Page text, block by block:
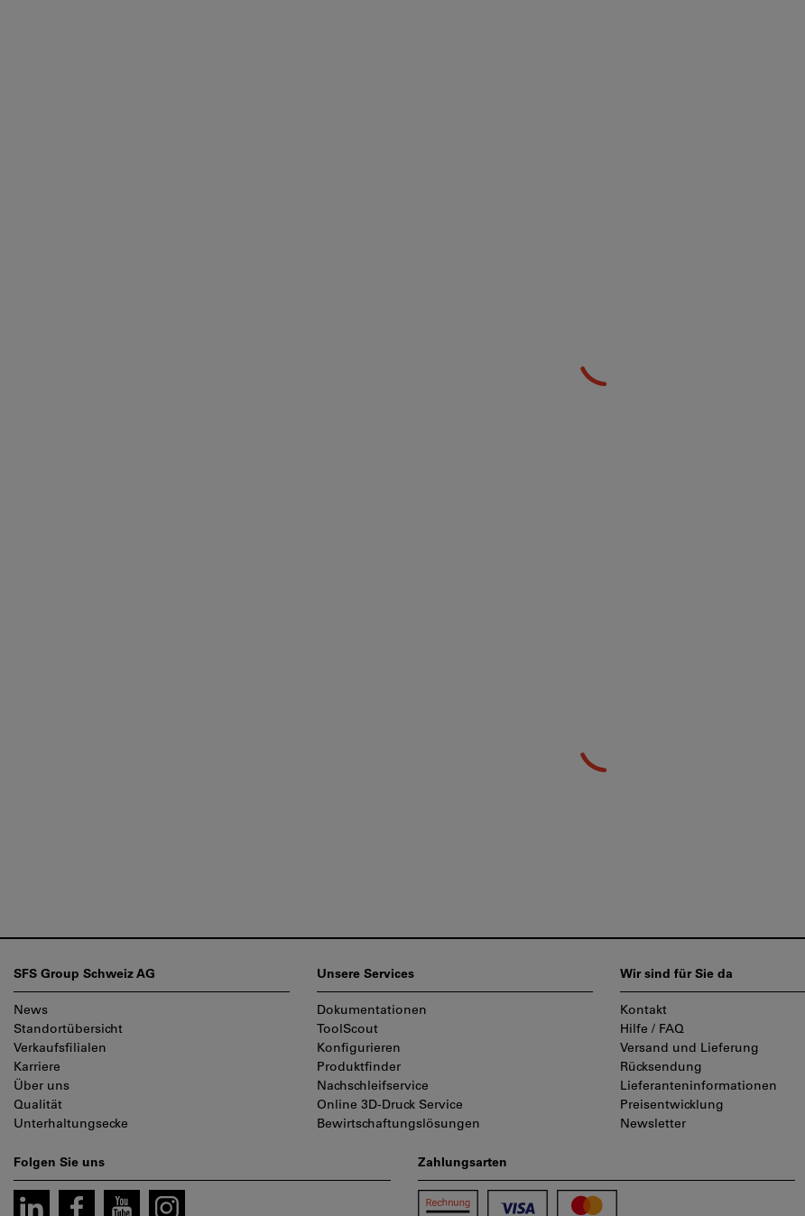
SFS Group Schweiz AG
News
Standortübersicht
Verkaufsfilialen
Karriere
Über uns
Qualität
Unterhaltungsecke
Unsere Services
Dokumentationen
ToolScout
Konfigurieren
Produktfinder
Nachschleifservice
Online 3D-Druck Service
Bewirtschaftungslösungen
Wir sind für Sie da
Kontakt
Hilfe / FAQ
Versand und Lieferung
Rücksendung
Lieferanteninformationen
Preisentwicklung
Newsletter
Folgen Sie uns Zahlungsarten